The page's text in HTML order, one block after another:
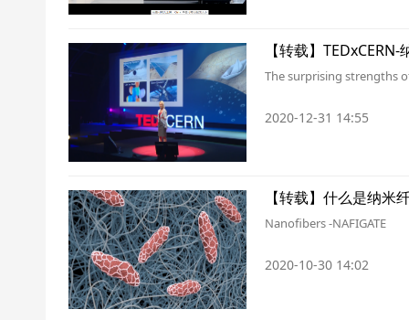
【转载】TEDxCERN-
The surprising strengths
2020-12-31 14:55
【转载】什么是纳米
Nanofibers -NAFIGATE
2020-10-30 14:02